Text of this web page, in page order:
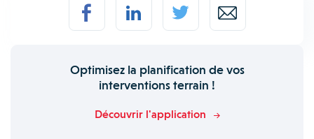
Optimisez la planification de vos
interventions terrain !
Découvrir l'application